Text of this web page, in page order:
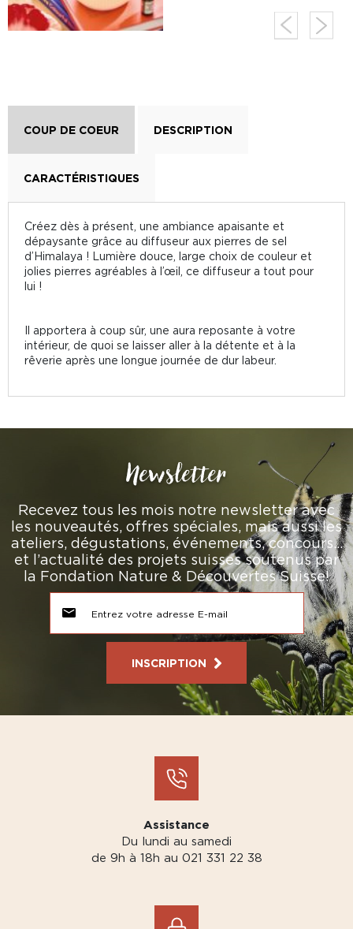
COUP DE COEUR DESCRIPTION
CARACTÉRISTIQUES
Créez dès à présent, une ambiance apaisante et
dépaysante grâce au diffuseur aux pierres de sel
d’Himalaya ! Lumière douce, large choix de couleur et
jolies pierres agréables à l’œil, ce diffuseur a tout pour
lui !
Il apportera à coup sûr, une aura reposante à votre
intérieur, de quoi se laisser aller à la détente et à la
rêverie après une longue journée de dur labeur.
Newsletter
Recevez tous les mois notre newsletter avec
les nouveautés, offres spéciales, mais aussi les
ateliers, dégustations, événements, concours…
et l’actualité des projets suisses soutenus par
la Fondation Nature & Découvertes Suisse!
INSCRIPTION
Assistance
Du lundi au samedi
de 9h à 18h au 021 331 22 38